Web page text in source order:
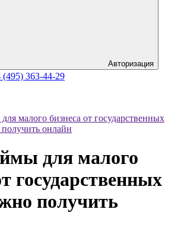
Авторизация
(495) 363-44-29
малого бизнеса от государственных
онлайн
для малого
государственных
получить